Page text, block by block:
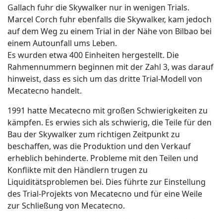
Gallach fuhr die Skywalker nur in wenigen Trials.
Marcel Corch fuhr ebenfalls die Skywalker, kam jedoch
auf dem Weg zu einem Trial in der Nähe von Bilbao bei
einem Autounfall ums Leben.
Es wurden etwa 400 Einheiten hergestellt. Die
Rahmennummern beginnen mit der Zahl 3, was darauf
hinweist, dass es sich um das dritte Trial-Modell von
Mecatecno handelt.
1991 hatte Mecatecno mit großen Schwierigkeiten zu
kämpfen. Es erwies sich als schwierig, die Teile für den
Bau der Skywalker zum richtigen Zeitpunkt zu
beschaffen, was die Produktion und den Verkauf
erheblich behinderte. Probleme mit den Teilen und
Konflikte mit den Händlern trugen zu
Liquiditätsproblemen bei. Dies führte zur Einstellung
des Trial-Projekts von Mecatecno und für eine Weile
zur Schließung von Mecatecno.